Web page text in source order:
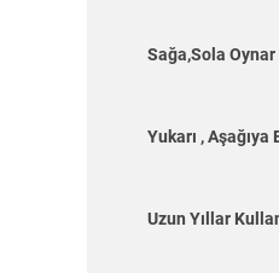
Sağa,Sola
Yukarı ,
Uzun Yıllar